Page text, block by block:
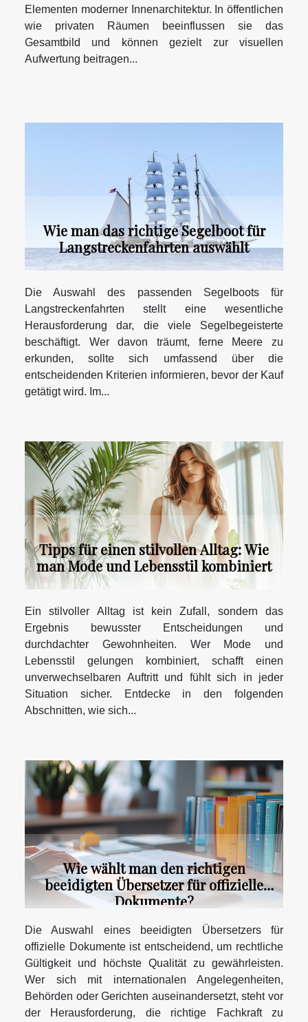
Elementen moderner Innenarchitektur. In öffentlichen
wie privaten Räumen beeinflussen sie das
Gesamtbild und können gezielt zur visuellen
Aufwertung beitragen...
Wie man das richtige Segelboot für
Langstreckenfahrten auswählt
Die Auswahl des passenden Segelboots für
Langstreckenfahrten stellt eine wesentliche
Herausforderung dar, die viele Segelbegeisterte
beschäftigt. Wer davon träumt, ferne Meere zu
erkunden, sollte sich umfassend über die
entscheidenden Kriterien informieren, bevor der Kauf
getätigt wird. Im...
Tipps für einen stilvollen Alltag: Wie
man Mode und Lebensstil kombiniert
Ein stilvoller Alltag ist kein Zufall, sondern das
Ergebnis bewusster Entscheidungen und
durchdachter Gewohnheiten. Wer Mode und
Lebensstil gelungen kombiniert, schafft einen
unverwechselbaren Auftritt und fühlt sich in jeder
Situation sicher. Entdecke in den folgenden
Abschnitten, wie sich...
Wie wählt man den richtigen
beeidigten Übersetzer für offizielle
Dokumente?
Die Auswahl eines beeidigten Übersetzers für
offizielle Dokumente ist entscheidend, um rechtliche
Gültigkeit und höchste Qualität zu gewährleisten.
Wer sich mit internationalen Angelegenheiten,
Behörden oder Gerichten auseinandersetzt, steht vor
der Herausforderung, die richtige Fachkraft zu